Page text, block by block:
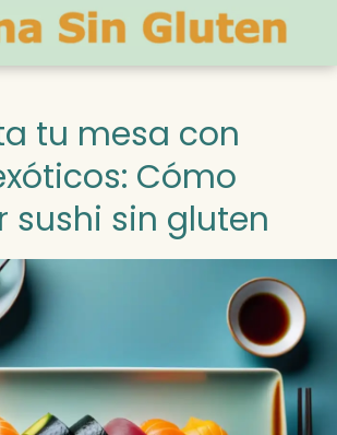
tu mesa con
Cómo
sushi sin gluten